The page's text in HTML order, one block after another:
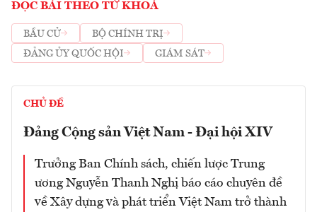
ĐỌC BÀI THEO TỪ KHOÁ
BẦU CỬ
BỘ CHÍNH TRỊ
ĐẢNG ỦY QUỐC HỘI
GIÁM SÁT
CHỦ ĐỀ
Đảng Cộng sản Việt Nam - Đại hội XIV
Trưởng Ban Chính sách, chiến lược Trung
ương Nguyễn Thanh Nghị báo cáo chuyên đề
về Xây dựng và phát triển Việt Nam trở thành